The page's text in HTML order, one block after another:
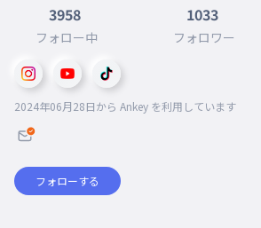
3958
フォロー中
1033
フォロワー
2024年06月28日から Ankey を利用しています
フォローする